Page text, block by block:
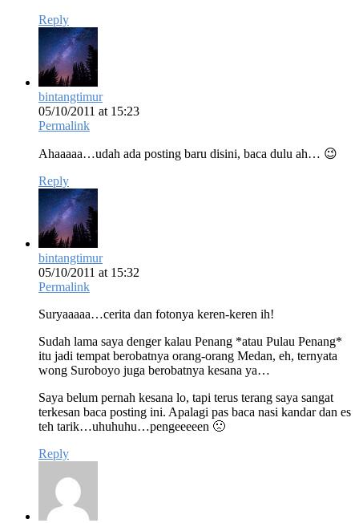
Reply
bintangtimur
05/10/2011 at 15:23
Permalink
Ahaaaaa…udah ada posting baru disini, baca dulu ah… 😉
Reply
bintangtimur
05/10/2011 at 15:32
Permalink
Suryaaaaa…cerita dan fotonya keren-keren ih!
Sudah lama saya denger kalau Penang *atau Pulau Penang*
itu jadi tempat berobatnya orang-orang Medan, eh, ternyata
wong Suroboyo juga berobatnya kesana ya…
Saya belum pernah kesana lo, tapi terus terang saya sangat
terkesan baca posting ini. Apalagi pas baca nasi kandar dan es
teh tarik…uhuhuhu…pengeeeeen 🙁
Reply